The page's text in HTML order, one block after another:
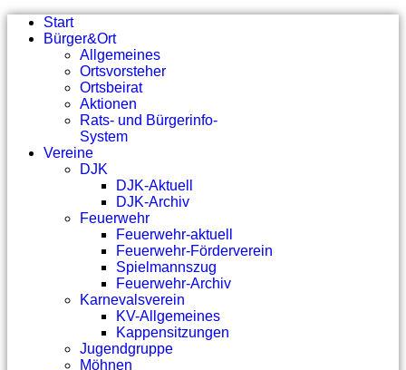
Start
Bürger&Ort
Allgemeines
Ortsvorsteher
Ortsbeirat
Aktionen
Rats- und Bürgerinfo-
System
Vereine
DJK
DJK-Aktuell
DJK-Archiv
Feuerwehr
Feuerwehr-aktuell
Feuerwehr-Förderverein
Spielmannszug
Feuerwehr-Archiv
Karnevalsverein
KV-Allgemeines
Kappensitzungen
Jugendgruppe
Möhnen